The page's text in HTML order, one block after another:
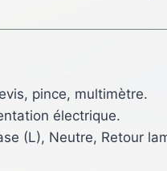
pince, multimètre.
électrique.
(L), Neutre, Retour